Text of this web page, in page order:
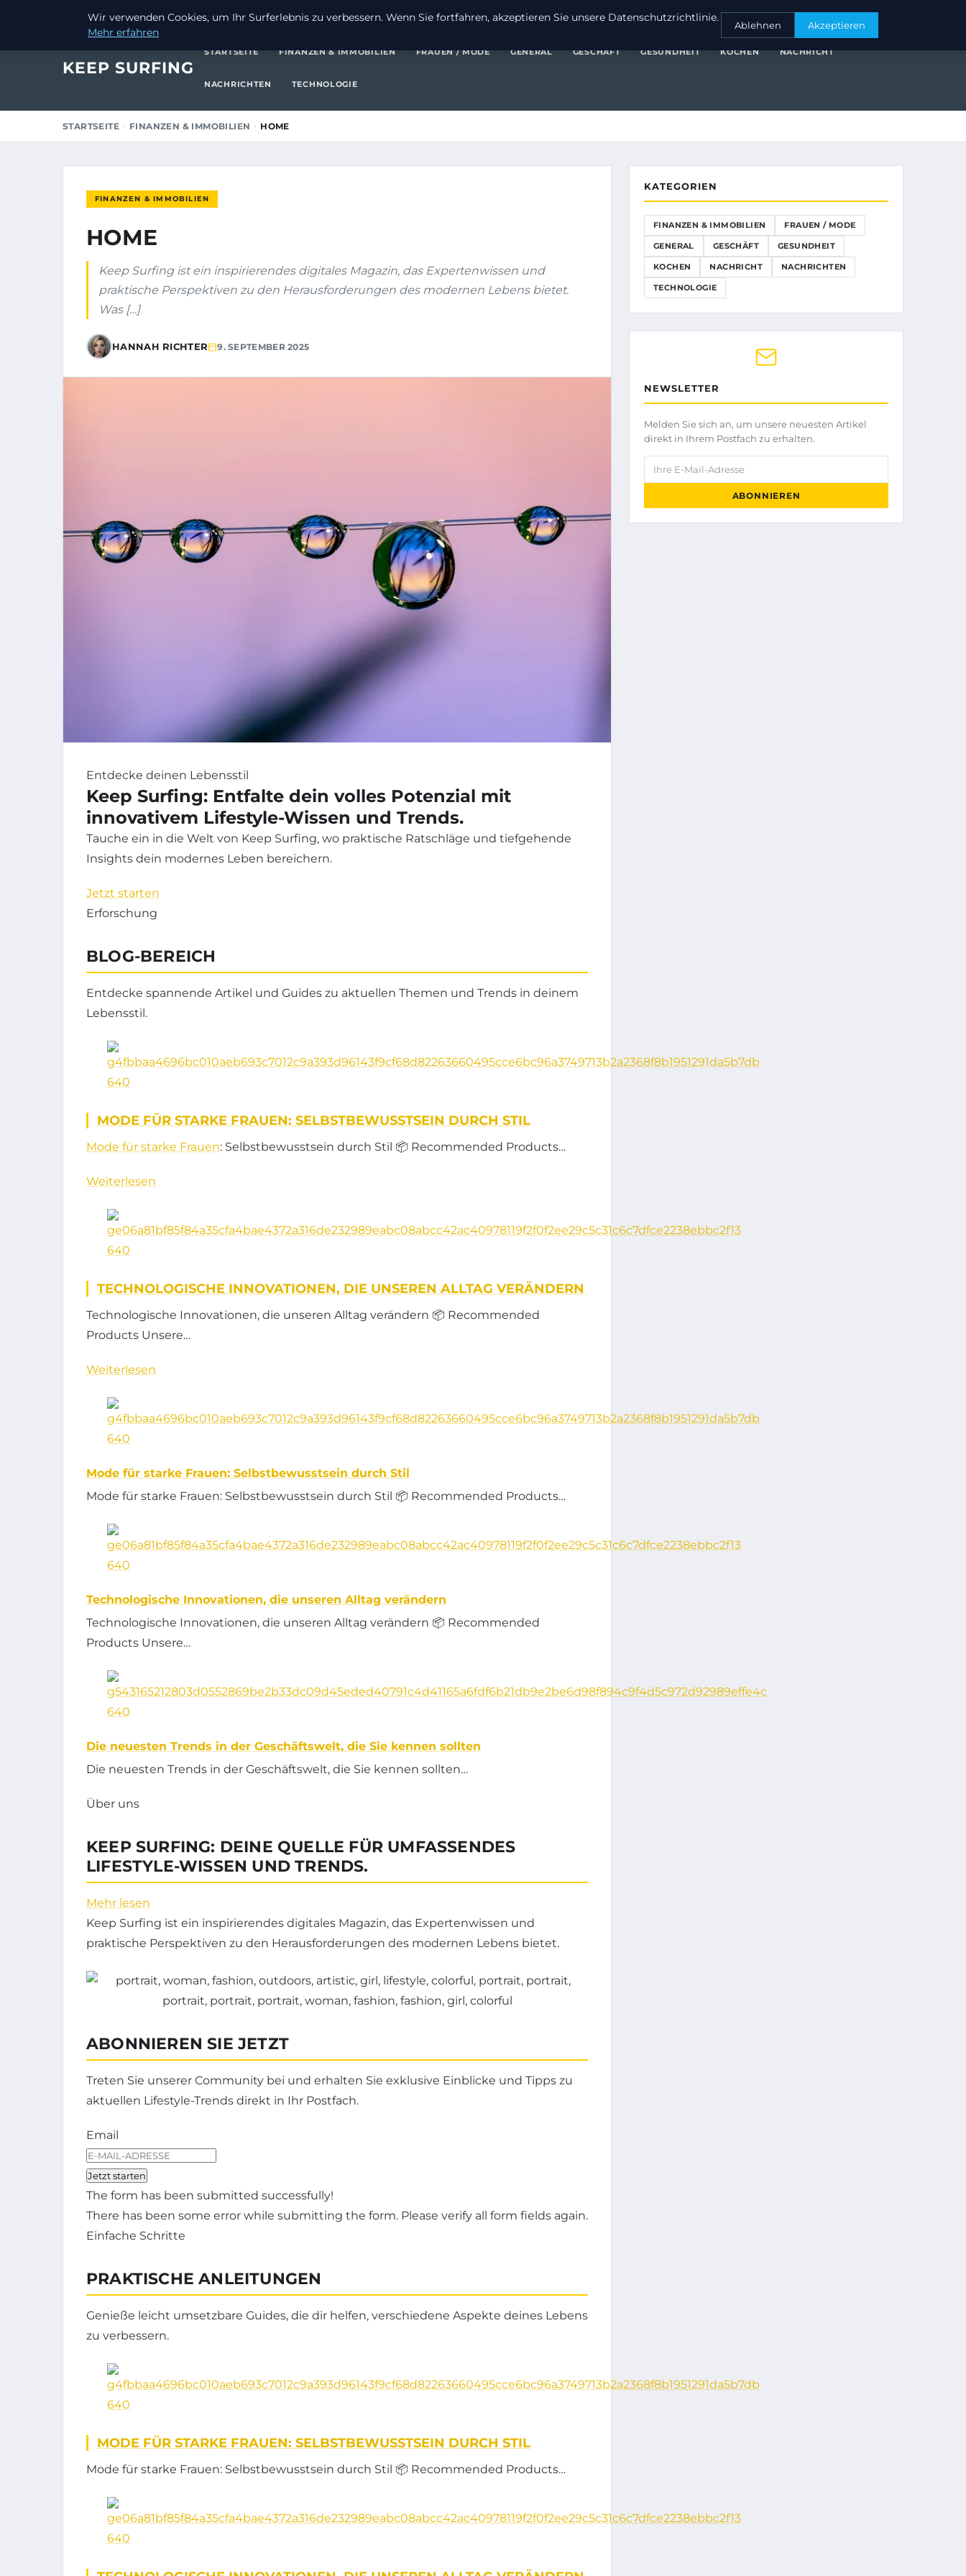
9. SEPTEMBER 2025 FINANZEN & IMMOBILIENFRAUEN / MODEGENERALGESCHÄFT
KEEP SURFING
STARTSEITE FINANZEN & IMMOBILIEN FRAUEN / MODE GENERAL GESCHÄFT GESUNDHEIT KOCHEN NACHRICHT
NACHRICHTEN TECHNOLOGIE
STARTSEITE FINANZEN & IMMOBILIEN HOME
FINANZEN & IMMOBILIEN
HOME
Keep Surfing ist ein inspirierendes digitales Magazin, das Expertenwissen und
praktische Perspektiven zu den Herausforderungen des modernen Lebens bietet.
Was […]
HANNAH RICHTER 9. SEPTEMBER 2025
Entdecke deinen Lebensstil
Keep Surfing: Entfalte dein volles Potenzial mit
innovativem Lifestyle-Wissen und Trends.
Tauche ein in die Welt von Keep Surfing, wo praktische Ratschläge und tiefgehende
Insights dein modernes Leben bereichern.
Jetzt starten
Erforschung
BLOG-BEREICH
Entdecke spannende Artikel und Guides zu aktuellen Themen und Trends in deinem
Lebensstil.
MODE FÜR STARKE FRAUEN: SELBSTBEWUSSTSEIN DURCH STIL
Mode für starke Frauen: Selbstbewusstsein durch Stil 📦 Recommended Products…
Weiterlesen
TECHNOLOGISCHE INNOVATIONEN, DIE UNSEREN ALLTAG VERÄNDERN
Technologische Innovationen, die unseren Alltag verändern 📦 Recommended
Products Unsere…
Weiterlesen
Mode für starke Frauen: Selbstbewusstsein durch Stil
Mode für starke Frauen: Selbstbewusstsein durch Stil 📦 Recommended Products…
Technologische Innovationen, die unseren Alltag verändern
Technologische Innovationen, die unseren Alltag verändern 📦 Recommended
Products Unsere…
Die neuesten Trends in der Geschäftswelt, die Sie kennen sollten
Die neuesten Trends in der Geschäftswelt, die Sie kennen sollten…
Über uns
KEEP SURFING: DEINE QUELLE FÜR UMFASSENDES
LIFESTYLE-WISSEN UND TRENDS.
Mehr lesen
Keep Surfing ist ein inspirierendes digitales Magazin, das Expertenwissen und
praktische Perspektiven zu den Herausforderungen des modernen Lebens bietet.
ABONNIEREN SIE JETZT
Treten Sie unserer Community bei und erhalten Sie exklusive Einblicke und Tipps zu
aktuellen Lifestyle-Trends direkt in Ihr Postfach.
Email
Jetzt starten
The form has been submitted successfully!
There has been some error while submitting the form. Please verify all form fields again.
Einfache Schritte
PRAKTISCHE ANLEITUNGEN
Genieße leicht umsetzbare Guides, die dir helfen, verschiedene Aspekte deines Lebens
zu verbessern.
MODE FÜR STARKE FRAUEN: SELBSTBEWUSSTSEIN DURCH STIL
Mode für starke Frauen: Selbstbewusstsein durch Stil 📦 Recommended Products…
KATEGORIEN
FINANZEN & IMMOBILIEN FRAUEN / MODE
GENERAL GESCHÄFT GESUNDHEIT
KOCHEN NACHRICHT NACHRICHTEN
TECHNOLOGIE
NEWSLETTER
Melden Sie sich an, um unsere neuesten Artikel
direkt in Ihrem Postfach zu erhalten.
Ihre E-Mail-Adresse
ABONNIEREN
Wir verwenden Cookies, um Ihr Surferlebnis zu verbessern. Wenn Sie fortfahren, akzeptieren Sie unsere Datenschutzrichtlinie.
Mehr erfahren
Ablehnen Akzeptieren